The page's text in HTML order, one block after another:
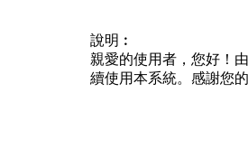
說明︰
親愛的使用者，您好！
續使用本系統。感謝您的